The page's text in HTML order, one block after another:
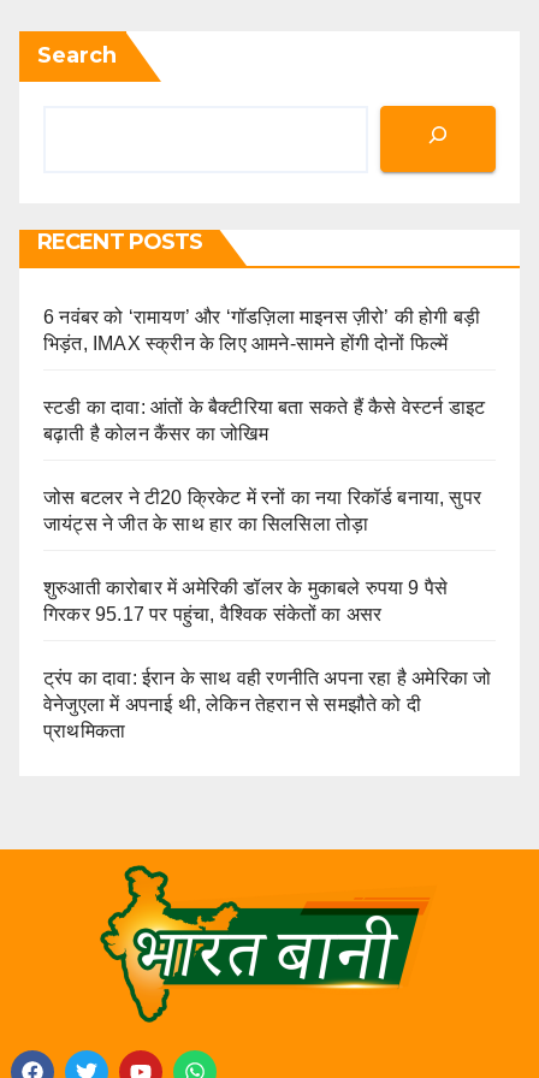
Search
RECENT POSTS
6 नवंबर को ‘रामायण’ और ‘गॉडज़िला माइनस ज़ीरो’ की होगी बड़ी
भिड़ंत, IMAX स्क्रीन के लिए आमने-सामने होंगी दोनों फिल्में
स्टडी का दावा: आंतों के बैक्टीरिया बता सकते हैं कैसे वेस्टर्न डाइट
बढ़ाती है कोलन कैंसर का जोखिम
जोस बटलर ने टी20 क्रिकेट में रनों का नया रिकॉर्ड बनाया, सुपर
जायंट्स ने जीत के साथ हार का सिलसिला तोड़ा
शुरुआती कारोबार में अमेरिकी डॉलर के मुकाबले रुपया 9 पैसे
गिरकर 95.17 पर पहुंचा, वैश्विक संकेतों का असर
ट्रंप का दावा: ईरान के साथ वही रणनीति अपना रहा है अमेरिका जो
वेनेजुएला में अपनाई थी, लेकिन तेहरान से समझौते को दी
प्राथमिकता